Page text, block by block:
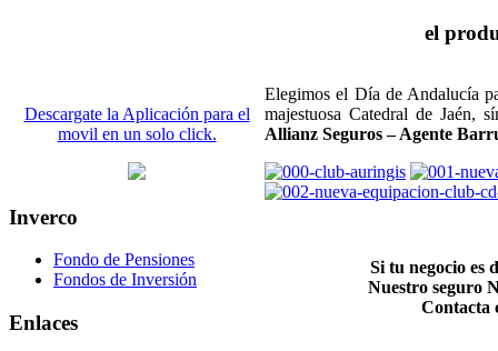
el
Elegimos el Día de Andalucía
majestuosa Catedral de Jaén,
Allianz Seguros – Agente
Si tu negocio es
Nuestro seguro
Contacta
Descargate la Aplicación para el
movil en un solo click.
Inverco
Fondo de Pensiones
Fondos de Inversión
Enlaces